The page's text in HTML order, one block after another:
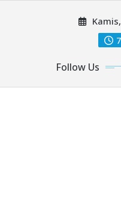
Follow Us